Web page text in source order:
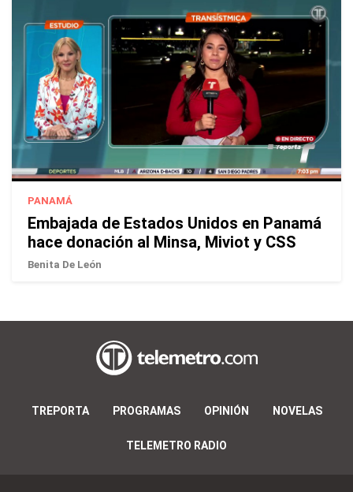
PANAMÁ
Embajada de Estados Unidos en Panamá
hace donación al Minsa, Miviot y CSS
Benita De León
TREPORTA PROGRAMAS OPINIÓN NOVELAS
TELEMETRO RADIO